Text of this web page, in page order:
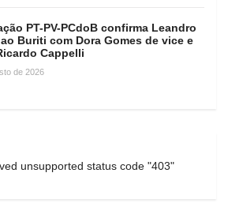
PT-PV-PCdoB confirma Leandro
Buriti com Dora Gomes de vice e
Cappelli
de 2026
unsupported status code "403"